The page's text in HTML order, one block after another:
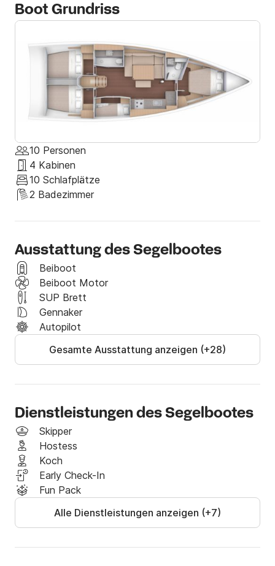
Boot Grundriss
10 Personen
4 Kabinen
10 Schlafplätze
2 Badezimmer
Ausstattung des Segelbootes
Beiboot
Beiboot Motor
SUP Brett
Gennaker
Autopilot
Gesamte Ausstattung anzeigen (+28)
Dienstleistungen des Segelbootes
Skipper
Hostess
Koch
Early Check-In
Fun Pack
Alle Dienstleistungen anzeigen (+7)